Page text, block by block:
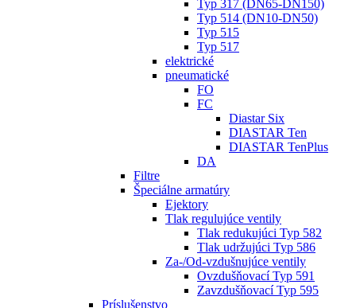
Typ 317 (DN65-DN150)
Typ 514 (DN10-DN50)
Typ 515
Typ 517
elektrické
pneumatické
FO
FC
Diastar Six
DIASTAR Ten
DIASTAR TenPlus
DA
Filtre
Špeciálne armatúry
Ejektory
Tlak regulujúce ventily
Tlak redukujúci Typ 582
Tlak udržujúci Typ 586
Za-/Od-vzdušnujúce ventily
Ovzdušňovací Typ 591
Zavzdušňovací Typ 595
Príslušenstvo